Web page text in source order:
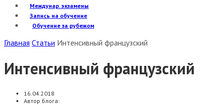
Междунар. экзамены
Запись на обучение
Обучение за рубежом
Главная Статьи Интенсивный французский
Интенсивный французский
16.04.2018
Автор блога: